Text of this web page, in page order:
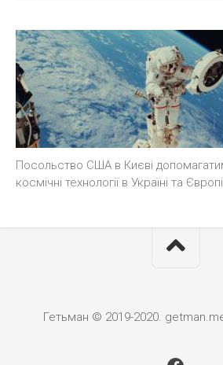
Посольство США в Києві
космічні технології в Україні та Європі
Гетьман © 2019-2020.